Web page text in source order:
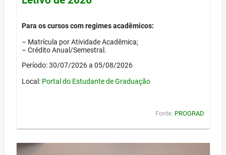
Para os cursos com regimes acadêmicos:
– Matrícula por Atividade Acadêmica;
– Crédito Anual/Semestral.
Período: 30/07/2026 a 05/08/2026
Local: Portal do Estudante de Graduação
Fonte: PROGRAD